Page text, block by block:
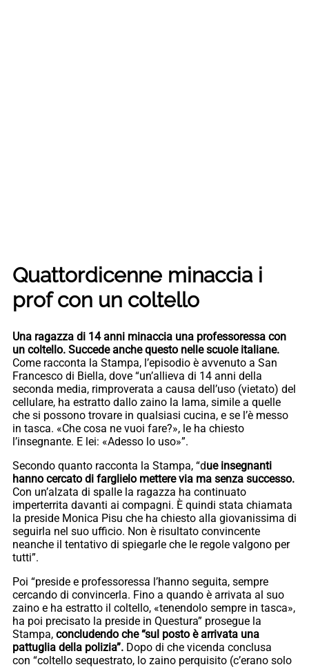
Quattordicenne minaccia i
prof con un coltello
Una ragazza di 14 anni minaccia una professoressa con
un coltello. Succede anche questo nelle scuole italiane.
Come racconta la Stampa, l’episodio è avvenuto a San
Francesco di Biella, dove “un’allieva di 14 anni della
seconda media, rimproverata a causa dell’uso (vietato) del
cellulare, ha estratto dallo zaino la lama, simile a quelle
che si possono trovare in qualsiasi cucina, e se l’è messo
in tasca. «Che cosa ne vuoi fare?», le ha chiesto
l’insegnante. E lei: «Adesso lo uso»”.
Secondo quanto racconta la Stampa, “due insegnanti
hanno cercato di farglielo mettere via ma senza successo.
Con un’alzata di spalle la ragazza ha continuato
imperterrita davanti ai compagni. È quindi stata chiamata
la preside Monica Pisu che ha chiesto alla giovanissima di
seguirla nel suo ufficio. Non è risultato convincente
neanche il tentativo di spiegarle che le regole valgono per
tutti”.
Poi “preside e professoressa l’hanno seguita, sempre
cercando di convincerla. Fino a quando è arrivata al suo
zaino e ha estratto il coltello, «tenendolo sempre in tasca»,
ha poi precisato la preside in Questura” prosegue la
Stampa, concludendo che “sul posto è arrivata una
pattuglia della polizia”. Dopo di che vicenda conclusa
con “coltello sequestrato, lo zaino perquisito (c’erano solo